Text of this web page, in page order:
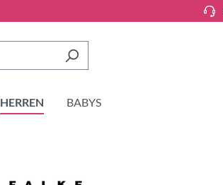
HERREN BABYS